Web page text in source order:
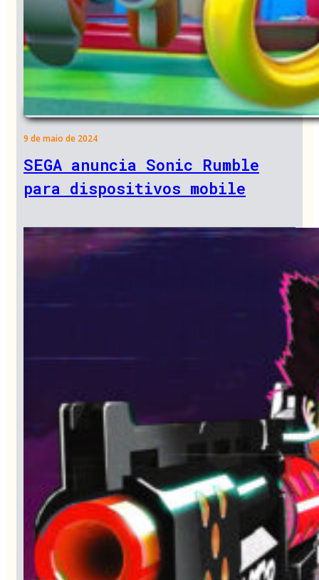
9 de maio de 2024
SEGA anuncia Sonic Rumble
para dispositivos mobile